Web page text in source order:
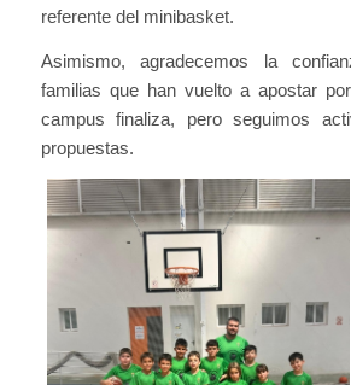
referente del minibasket.
Asimismo, agradecemos la
familias que han vuelto a apostar
campus finaliza, pero seguimos
propuestas.